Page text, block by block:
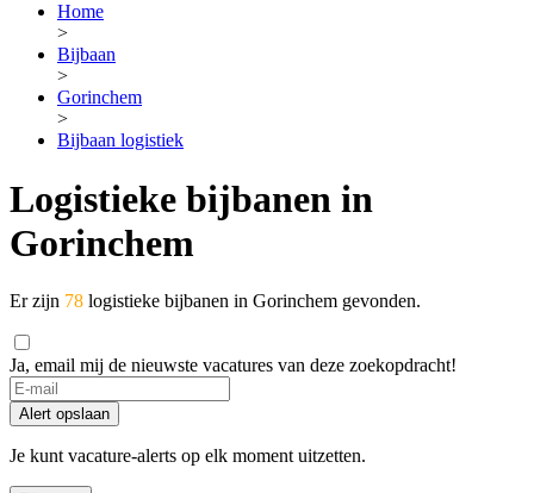
Home
>
Bijbaan
>
Gorinchem
>
Bijbaan logistiek
Logistieke bijbanen in
Gorinchem
Er zijn 78 logistieke bijbanen in Gorinchem gevonden.
Ja, email mij de nieuwste vacatures van deze zoekopdracht!
Alert opslaan
Je kunt vacature-alerts op elk moment uitzetten.